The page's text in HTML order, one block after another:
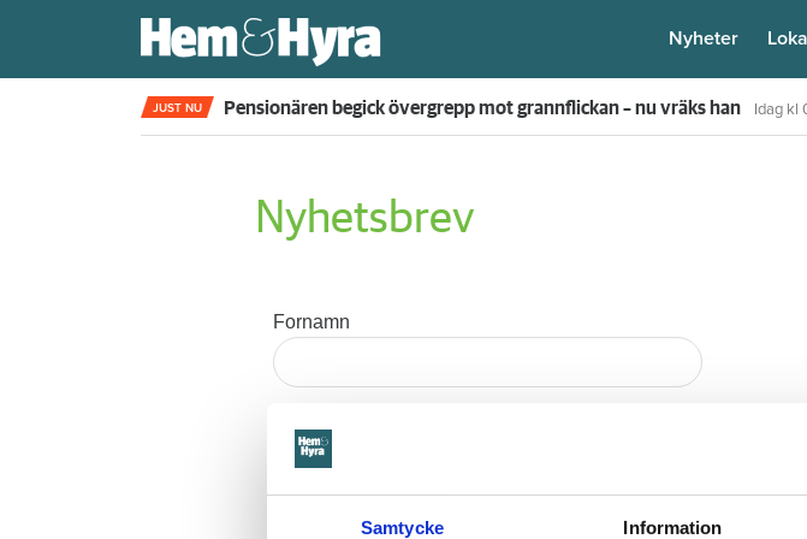
Samtycke Information
Nyheter
JUST NU Pensionären begick övergrepp mot grannflickan – nu vräks han Idag kl
Nyhetsbrev
Fornamn
E-postadress